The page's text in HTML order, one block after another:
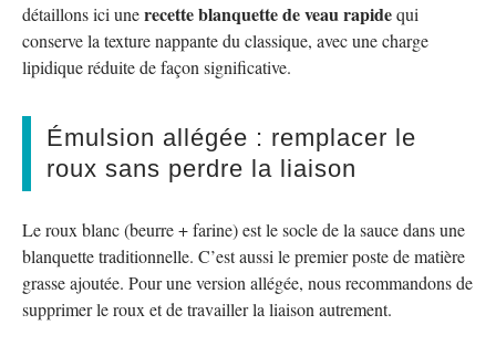
détaillons ici unerecette blanquette de veau rapidequi
conserve la texture nappante du classique, avec une charge
lipidique réduite de façon significative.
Émulsion allégée : remplacer le
roux sans perdre la liaison
Le roux blanc (beurre + farine) est le socle de la sauce dans une
blanquette traditionnelle. C’est aussi le premier poste de matière
grasse ajoutée. Pour une version allégée, nous recommandons de
supprimer le roux et de travailler la liaison autrement.